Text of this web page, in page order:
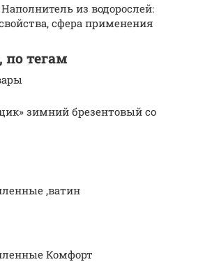
из водорослей:
сфера применения
по тегам
зимний брезентовый со
,ватин
Комфорт